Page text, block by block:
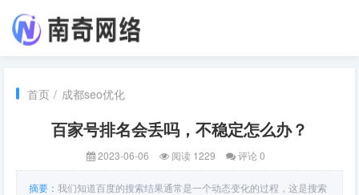
首页 / 成都seo优化
百家号排名会丢吗，不稳定怎么办？
2023-06-06 阅读 1229 评论 0
摘要： 我们知道百度的搜索结果通常是一个动态变化的过程，这是搜索